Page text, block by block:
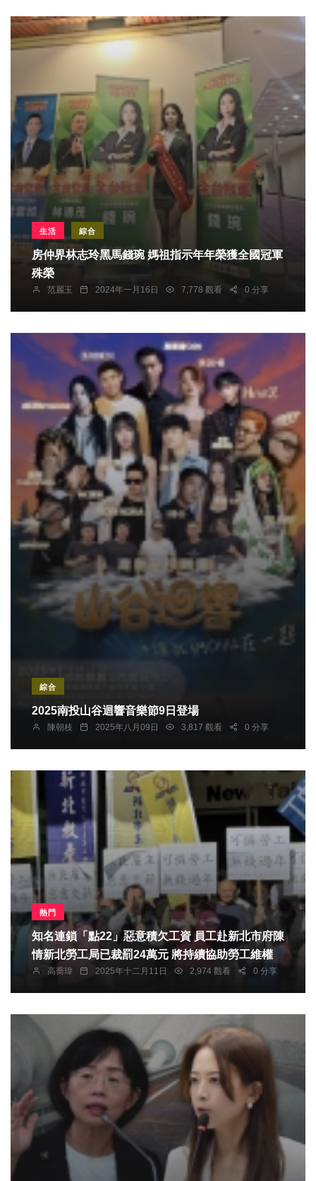
生活 綜合
房仲界林志玲黑馬錢琬 媽祖指示年年榮獲全國冠軍
殊榮
范麗玉 2024年一月16日 7,778 觀看 0 分享
綜合
2025南投山谷迴響音樂節9日登場
陳朝枝 2025年八月09日 3,817 觀看 0 分享
熱門
知名連鎖「點22」惡意積欠工資 員工赴新北市府陳
情新北勞工局已裁罰24萬元 將持續協助勞工維權
高喬瑋 2025年十二月11日 2,974 觀看 0 分享